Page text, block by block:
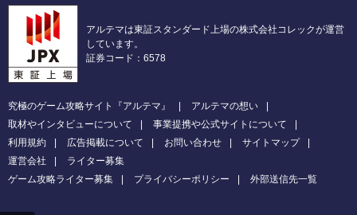
アルテマは東証スタンダード上場の株式会社コレックが運営
しています。
証券コード：6578
究極のゲーム攻略サイト『アルテマ』
アルテマの想い
取材やインタビューについて
事業提携や公式サイトについて
利用規約
広告掲載について お問い合わせ
サイトマップ
運営会社
ライター募集
ゲーム攻略ライター募集
プライバシーポリシー 外部送信先一覧